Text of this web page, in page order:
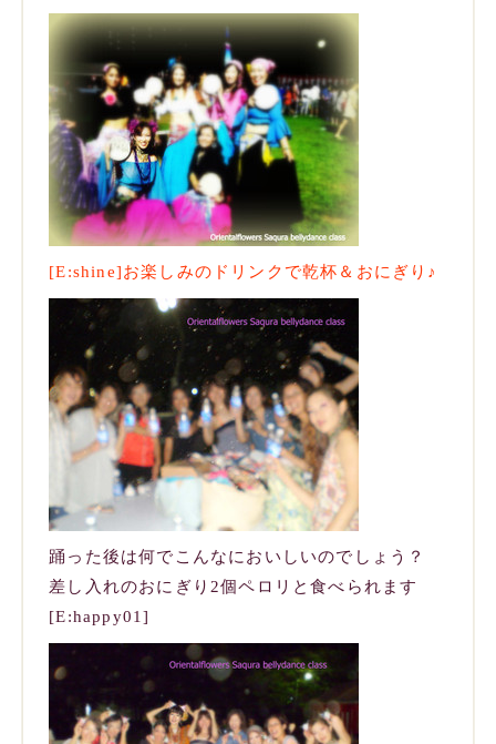
[E:shine]お楽しみのドリンクで乾杯＆おにぎり♪
踊った後は何でこんなにおいしいのでしょう？
差し入れのおにぎり2個ペロリと食べられます
[E:happy01]